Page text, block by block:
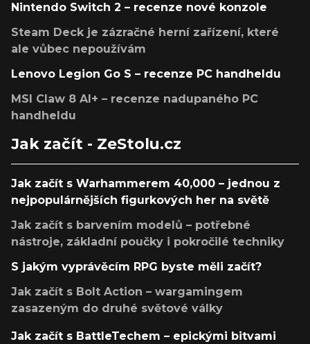
Nintendo Switch 2 – recenze nové konzole
Steam Deck je zázračné herní zařízení, které
ale vůbec nepoužívám
Lenovo Legion Go S – recenze PC handheldu
MSI Claw 8 AI+ – recenze nadupaného PC
handheldu
Jak začít - ZeStolu.cz
Jak začít s Warhammerem 40,000 – jednou z
nejpopulárnějších figurkových her na světě
Jak začít s barvením modelů – potřebné
nástroje, základní poučky i pokročilé techniky
S jakým vyprávěcím RPG byste měli začít?
Jak začít s Bolt Action – wargamingem
zasazeným do druhé světové války
Jak začít s BattleTechem – epickými bitvami